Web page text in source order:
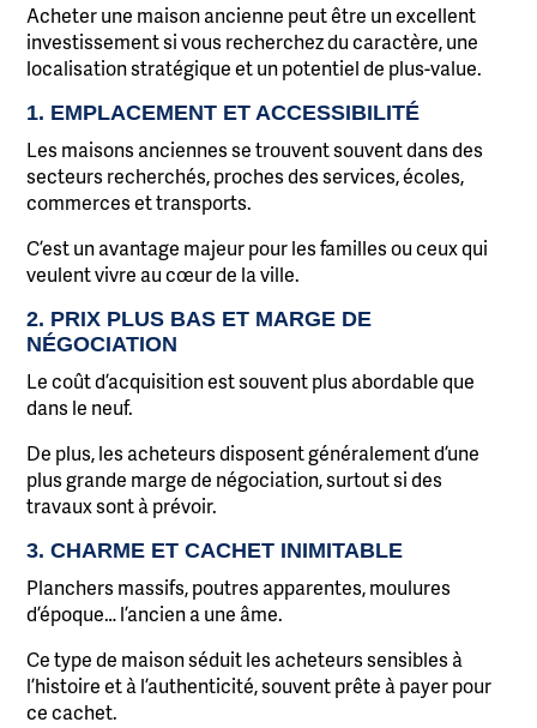
Acheter une maison ancienne peut être un excellent
investissement si vous recherchez du caractère, une
localisation stratégique et un potentiel de plus-value.
1. EMPLACEMENT ET ACCESSIBILITÉ
Les maisons anciennes se trouvent souvent dans des
secteurs recherchés, proches des services, écoles,
commerces et transports.
C’est un avantage majeur pour les familles ou ceux qui
veulent vivre au cœur de la ville.
2. PRIX PLUS BAS ET MARGE DE
NÉGOCIATION
Le coût d’acquisition est souvent plus abordable que
dans le neuf.
De plus, les acheteurs disposent généralement d’une
plus grande marge de négociation, surtout si des
travaux sont à prévoir.
3. CHARME ET CACHET INIMITABLE
Planchers massifs, poutres apparentes, moulures
d’époque… l’ancien a une âme.
Ce type de maison séduit les acheteurs sensibles à
l’histoire et à l’authenticité, souvent prête à payer pour
ce cachet.